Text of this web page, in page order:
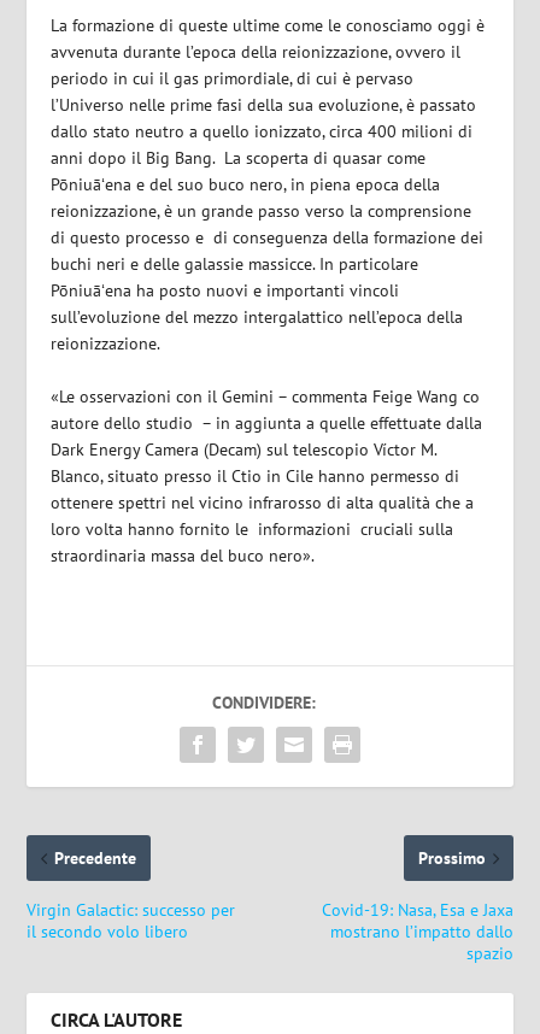
La formazione di queste ultime come le conosciamo oggi è
avvenuta durante l’epoca della reionizzazione, ovvero il
periodo in cui il gas primordiale, di cui è pervaso
l’Universo nelle prime fasi della sua evoluzione, è passato
dallo stato neutro a quello ionizzato, circa400 milioni di
anni dopo il Big Bang. La scoperta di quasar come
Pōniuāʻena e del suo buco nero, in piena epoca della
reionizzazione, è un grande passo verso la comprensione
di questo processo e di conseguenza della formazione dei
buchi neri e delle galassie massicce. In particolare
Pōniuāʻena ha posto nuovi e importanti vincoli
sull’evoluzione del mezzo intergalattico nell’epoca della
reionizzazione.
«Le osservazioni con il Gemini – commenta Feige Wang co
autore dello studio – in aggiunta a quelle effettuate dalla
Dark Energy Camera (Decam) sul telescopio Víctor M.
Blanco, situato presso il Ctio in Cile hanno permesso di
ottenere spettri nel vicino infrarosso di alta qualità che a
loro volta hanno fornito le informazioni cruciali sulla
straordinaria massa del buco nero».
CONDIVIDERE:
Precedente
Virgin Galactic: successo per
il secondo volo libero
Prossimo
Covid-19: Nasa, Esa e Jaxa
mostrano l’impatto dallo
spazio
CIRCA L'AUTORE